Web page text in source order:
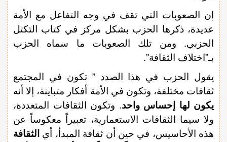
إن الصعوبات التي تقف في وجه التفاعل مع الأمة
عديدة، ذكرها الحزب بشكل مركز في كتاب التكتل
الحزبي. ومن تلك الصعوبات ما سماه الحزب
بـ”اختلاف الثقافة”.
يقول الحزب في هذا الصدد ” تكون في المجتمع
ثقافات مختلفة، وتكون في الأمة أفكار متباينة، إلا أنه
يكون لها إحساس واحد. وتكون الثقافات المتعددة،
ولا سيما الثقافات الاستعمارية، تعبيراً معكوساً عن
هذه الأحاسيس، في حين أن ثقافة المبدأ، أي الثقافة